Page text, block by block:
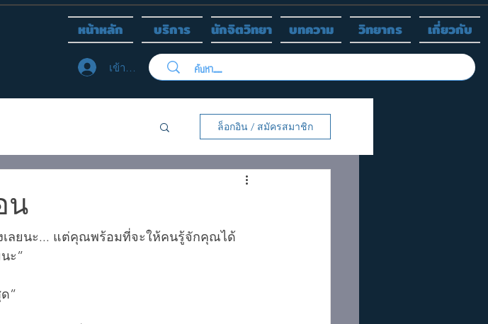
หน้าหลัก บริการ นักจิตวิทยา บทความ วิทยากร เกี่ยวกับ
เข้าสู่ระบบ
ล็อกอิน / สมัครสมาชิก
น
เลยนะ... แต่คุณพร้อมที่จะให้คนรู้จักคุณได้
ะ”
”